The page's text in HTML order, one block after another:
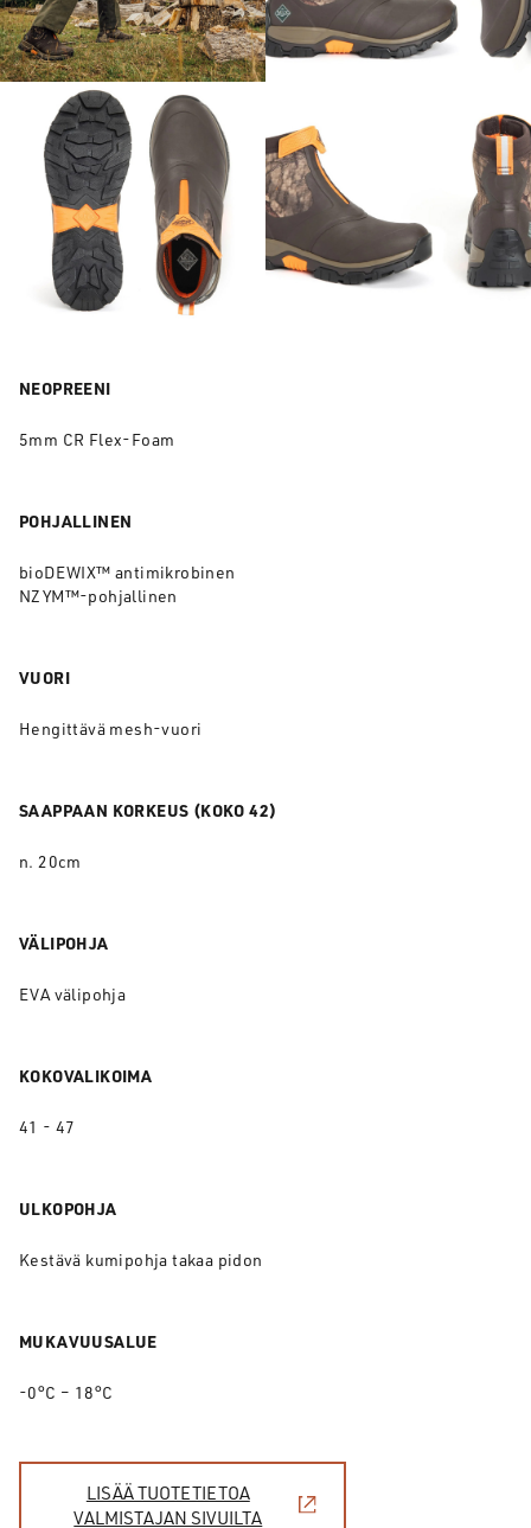
NEOPREENI
5mm CR Flex-Foam
POHJALLINEN
bioDEWIX™ antimikrobinen
NZYM™-pohjallinen
VUORI
Hengittävä mesh-vuori
SAAPPAAN KORKEUS (KOKO 42)
n. 20cm
VÄLIPOHJA
EVA välipohja
KOKOVALIKOIMA
41 - 47
ULKOPOHJA
Kestävä kumipohja takaa pidon
MUKAVUUSALUE
-0°C – 18°C
LISÄÄ TUOTETIETOA
VALMISTAJAN SIVUILTA